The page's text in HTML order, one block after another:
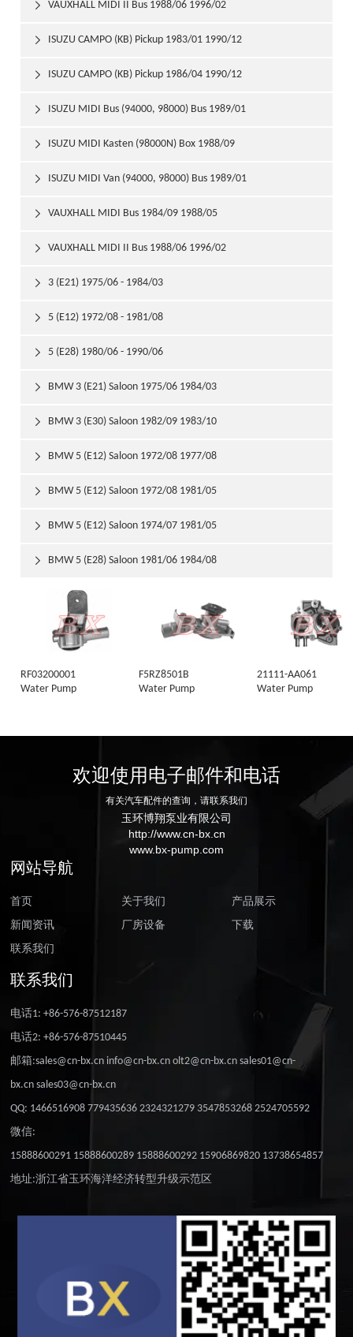
VAUXHALL MIDI II Bus 1988/06 1996/02

ISUZU CAMPO (KB) Pickup 1983/01 1990/12

ISUZU CAMPO (KB) Pickup 1986/04 1990/12

ISUZU MIDI Bus (94000, 98000) Bus 1989/01

ISUZU MIDI Kasten (98000N) Box 1988/09

ISUZU MIDI Van (94000, 98000) Bus 1989/01

VAUXHALL MIDI Bus 1984/09 1988/05

VAUXHALL MIDI II Bus 1988/06 1996/02

3 (E21) 1975/06 - 1984/03

5 (E12) 1972/08 - 1981/08

5 (E28) 1980/06 - 1990/06

BMW 3 (E21) Saloon 1975/06 1984/03

BMW 3 (E30) Saloon 1982/09 1983/10

BMW 5 (E12) Saloon 1972/08 1977/08

BMW 5 (E12) Saloon 1972/08 1981/05

BMW 5 (E12) Saloon 1974/07 1981/05

BMW 5 (E28) Saloon 1981/06 1984/08

RF03200001
Water Pump
F5RZ8501B
Water Pump
21111-AA061
Water Pump
欢迎使用电子邮件和电话
有关汽车配件的查询，请联系我们
玉环博翔泵业有限公司
http://www.cn-bx.cn
www.bx-pump.com
网站导航
首页 关于我们
产品展示
新闻资讯
厂房设备
下载
联系我们
联系我们
电话1: +86-576-87512187
电话2: +86-576-87510445
邮箱:sales@cn-bx.cn info@cn-bx.cn olt2@cn-bx.cn sales01@cn-
bx.cn sales03@cn-bx.cn
QQ: 1466516908 779435636 2324321279 3547853268 2524705592
微信:
15888600291 15888600289 15888600292 15906869820 13738654857
地址:浙江省玉环海洋经济转型升级示范区